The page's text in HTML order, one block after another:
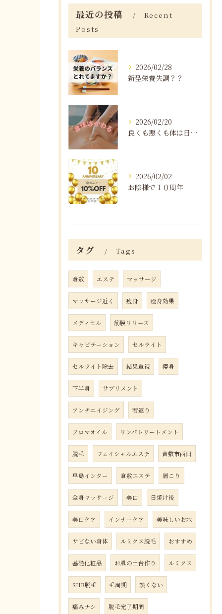
最近の投稿
Recent
Posts
2026/02/28
新型栄養失調？？
2026/02/20
良くも悪くも体は日々変化する
2026/02/02
お陰様で１０周年
タグ Tags
倉敷 エステ マッサージ
マッサージ近く 瘦身 瘦身効果
メディセル 筋膜リリース
キャビテーション セルライト
セルライト除去 結果重視 痩身
下半身 サプリメント
アンチエイジング 若返り
アロマオイル リンパトリートメント
脱毛 フェイシャルエステ 倉敷市西田
早島インター 倉敷エステ 肩こり
全身マッサージ 美白 日焼け後
美白ケア インナーケア 美味しいお水
サビない身体 ルミクス脱毛 おすすめ
基礎化粧品 お肌の土台作り ルミクス
SHR脱毛 毛周期 熱くない
痛みナシ 脱毛完了期間